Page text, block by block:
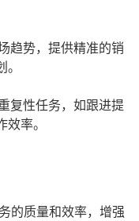
趋势，提供精准的销
复性任务，如跟进提
率。
的质量和效率，增强